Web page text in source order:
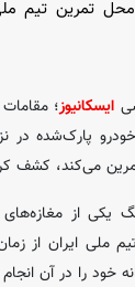
تمرین تیم
ایسکانیوز؛
پارک‌شده در
می‌کند، کشف
یکی از مغازه‌های
ملی ایران از
خود را در آن